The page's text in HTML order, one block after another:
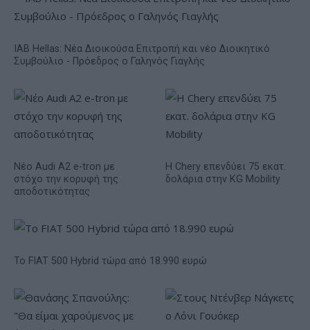
IAB Hellas: Νέα Διοικούσα Επιτροπή και νέο Διοικητικό
Συμβούλιο - Πρόεδρος ο Γαληνός Γιαγλής
Νέο Audi A2 e-tron με
στόχο την κορυφή της
αποδοτικότητας
Η Chery επενδύει 75 εκατ.
δολάρια στην KG Mobility
Το FIAT 500 Hybrid τώρα από 18.990 ευρώ